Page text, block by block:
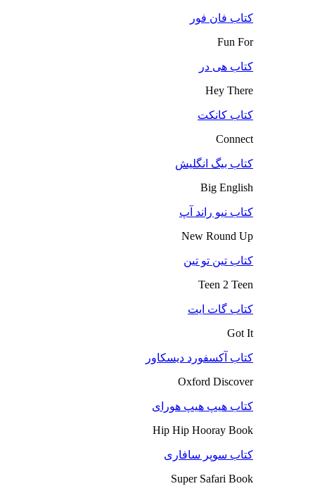
کتاب فان فور
Fun For
کتاب هی در
Hey There
کتاب کانکت
Connect
کتاب بیگ انگلیش
Big English
کتاب نیو راند آپ
New Round Up
کتاب تین تو تین
Teen 2 Teen
کتاب گات ایت
Got It
کتاب آکسفورد دیسکاور
Oxford Discover
کتاب هیپ هیپ هورای
Hip Hip Hooray Book
کتاب سوپر سافاری
Super Safari Book